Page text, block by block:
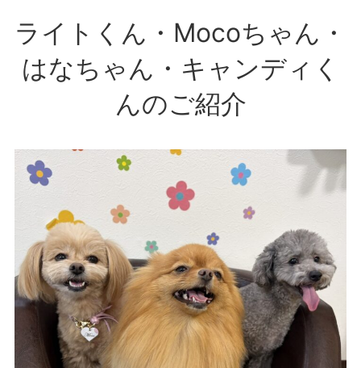
ライトくん・Mocoちゃん・
はなちゃん・キャンディく
んのご紹介